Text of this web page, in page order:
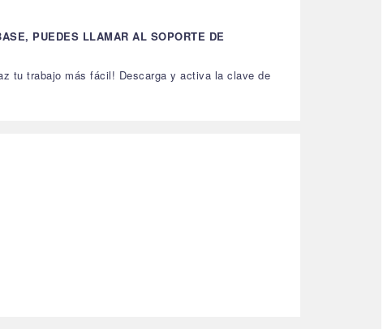
PUEDES LLAMAR AL SOPORTE DE
tu trabajo más fácil! Descarga y activa la clave de